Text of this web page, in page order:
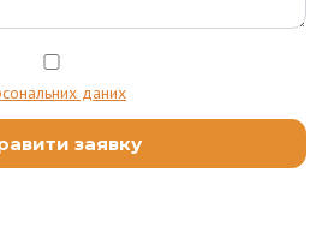
даних